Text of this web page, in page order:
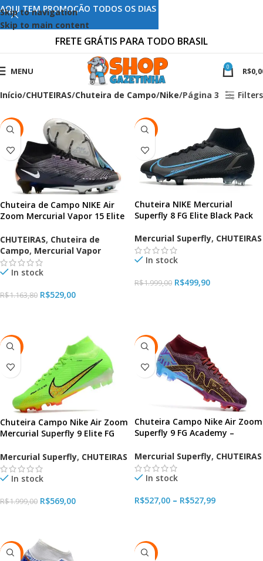
Skip to navigation
Skip to main content
FRETE GRÁTIS PARA TODO BRASIL
MENU 0 R$
Início CHUTEIRAS Chuteira de Campo Nike Página 3 Filters
-55%
Chuteira de Campo NIKE Air
Zoom Mercurial Vapor 15 Elite
CHUTEIRAS, Chuteira de
Campo, Mercurial Vapor
In stock
R$1.163,80 R$529,00
-75%
Chuteira NIKE Mercurial
Superfly 8 FG Elite Black Pack
Mercurial Superfly, CHUTEIRAS
In stock
R$1.999,00 R$499,90
-72%
Chuteira Campo Nike Air Zoom
Mercurial Superfly 9 Elite FG
Mercurial Superfly, CHUTEIRAS
In stock
R$1.999,00 R$569,00
-34%
Chuteira Campo Nike Air Zoom
Superfly 9 FG Academy –
Mercurial Superfly, CHUTEIRAS
In stock
R$527,00 – R$527,99
-34% -34%
AQUI TEM PROMOÇÃO TODOS OS DIAS